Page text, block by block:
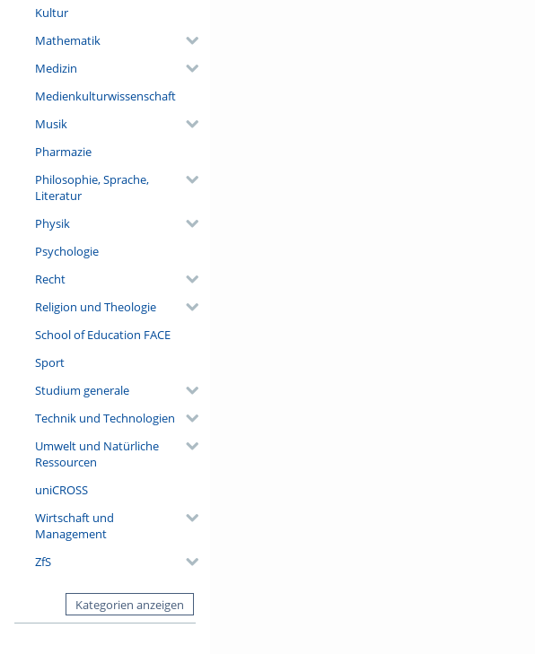
Kultur
Mathematik
Medizin
Medienkulturwissenschaft
Musik
Pharmazie
Philosophie, Sprache,
Literatur
Physik
Psychologie
Recht
Religion und Theologie
School of Education FACE
Sport
Studium generale
Technik und Technologien
Umwelt und Natürliche
Ressourcen
uniCROSS
Wirtschaft und
Management
ZfS
Kategorien anzeigen